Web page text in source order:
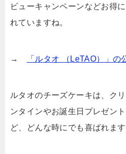
ビューキャンペーンなどお得
れていますね。
→ 「ルタオ （LeTAO）」の
ルタオのチーズケーキは、ク
ンタインやお誕生日プレゼン
ど、どんな時にでも喜ばれます